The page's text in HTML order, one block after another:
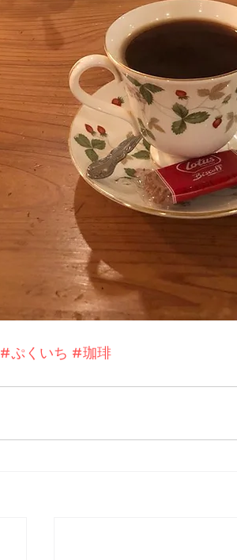
#ぷくいち #珈琲